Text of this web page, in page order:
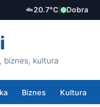
☁️20.7°C Dobra
kultura
Biznes Kultura